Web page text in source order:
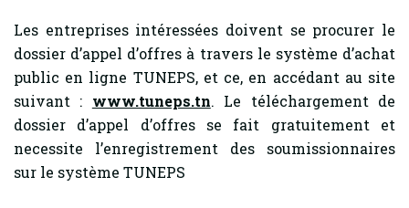
Les entreprises intéressées doivent se procurer le
dossier d’appel d’offres à travers le système d’achat
public en ligne TUNEPS, et ce, en accédant au site
suivant : www.tuneps.tn. Le téléchargement de
dossier d’appel d’offres se fait gratuitement et
necessite l’enregistrement des soumissionnaires
sur le système TUNEPS